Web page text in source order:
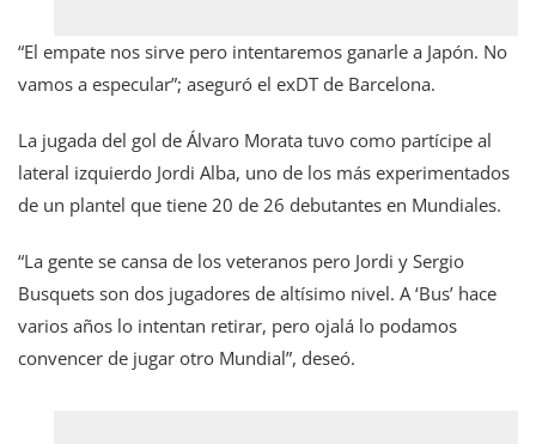
“El empate nos sirve pero intentaremos ganarle a Japón. No
vamos a especular”; aseguró el exDT de Barcelona.
La jugada del gol de Álvaro Morata tuvo como partícipe al
lateral izquierdo Jordi Alba, uno de los más experimentados
de un plantel que tiene 20 de 26 debutantes en Mundiales.
“La gente se cansa de los veteranos pero Jordi y Sergio
Busquets son dos jugadores de altísimo nivel. A ‘Bus’ hace
varios años lo intentan retirar, pero ojalá lo podamos
convencer de jugar otro Mundial”, deseó.